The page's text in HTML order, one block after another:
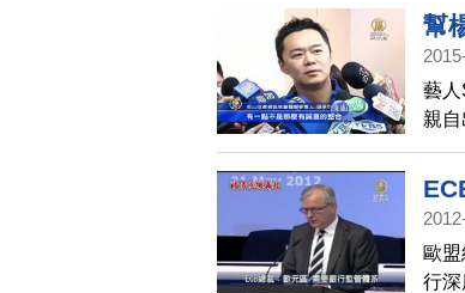
幫
藝
親
秋
能
歐
行